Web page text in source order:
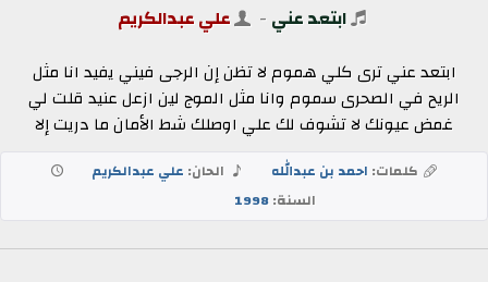
ابتعد عني - علي عبدالكريم
ابتعد عني ترى كلي هموم لا تظن إن الرجى فيني يفيد انا مثل
الريح في الصحرى سموم وانا مثل الموج لين ازعل عنيد قلت لي
غمض عيونك لا تشوف لك علي اوصلك شط الأمان ما دريت إلا
كلمات: احمد بن عبدالله الحان: علي عبدالكريم
السنة:1998